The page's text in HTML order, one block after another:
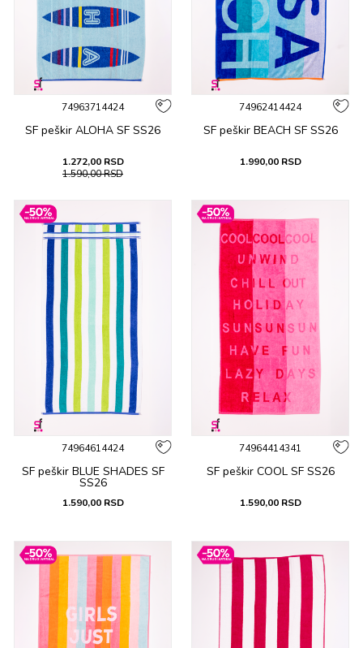
74963714424
SF peškir ALOHA SF SS26
1.272,00 RSD
1.590,00RSD
74962414424
SF peškir BEACH SF SS26
1.990,00 RSD
74964614424
SF peškir BLUE SHADES SF
SS26
1.590,00 RSD
74964414341
SF peškir COOL SF SS26
1.590,00 RSD